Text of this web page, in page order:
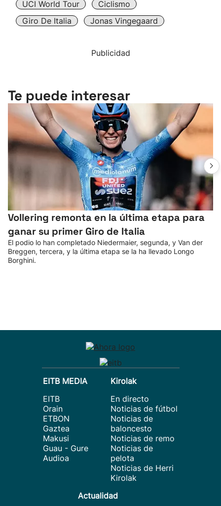
UCI World Tour
Ciclismo
Giro De Italia
Jonas Vingegaard
Publicidad
Te puede interesar
Vollering remonta en la última etapa para
ganar su primer Giro de Italia
El podio lo han completado Niedermaier, segunda, y Van der
Breggen, tercera, y la última etapa se la ha llevado Longo
Borghini.
EITB MEDIA
EITB
Orain
ETBON
Gaztea
Makusi
Guau - Gure
Audioa
Kirolak
En directo
Noticias de fútbol
Noticias de
baloncesto
Noticias de remo
Noticias de
pelota
Noticias de Herri
Kirolak
Actualidad